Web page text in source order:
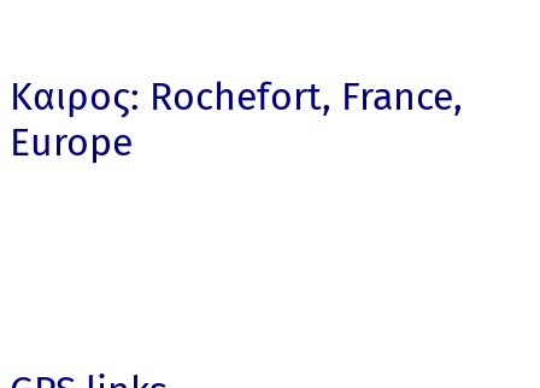
Καιρος: Rochefort, France,
Europe